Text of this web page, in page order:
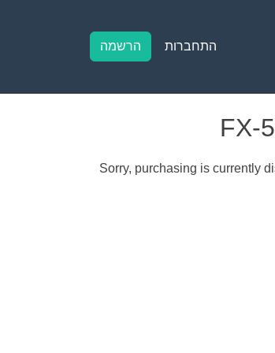
התחברות הרשמה
Sorry, purchasing is currently